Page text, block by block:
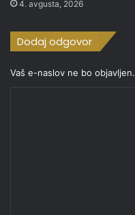
4. avgusta, 2026
Dodaj odgovor
Vaš e-naslov ne bo objavljen.